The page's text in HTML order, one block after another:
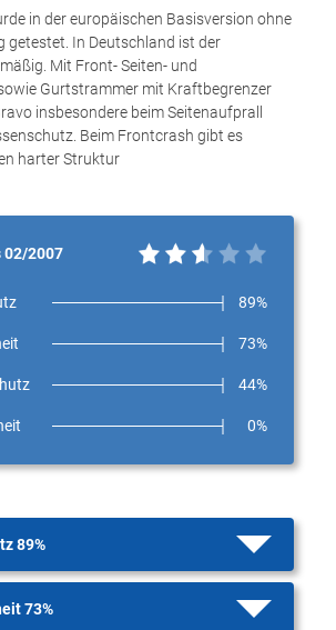
in der europäischen Basisversion ohne
getestet. In Deutschland ist der
Mit Front- Seiten- und
Gurtstrammer mit Kraftbegrenzer
insbesondere beim Seitenaufprall
Beim Frontcrash gibt es
harter Struktur
02/2007
89%
73%
44%
0%
89%
73%